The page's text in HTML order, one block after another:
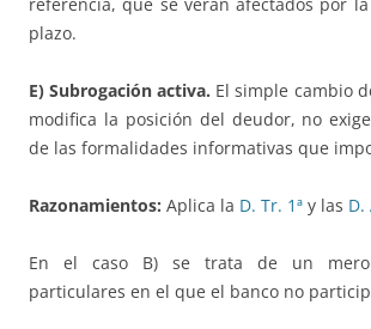
referencia, que se verán afectados por
plazo.
E) Subrogación activa. El simple cambio
modifica la posición del deudor, no
de las formalidades informativas que
Razonamientos: Aplica la D. Tr. 1ª y las D.
En el caso B) se trata de un mero
particulares en el que el banco no